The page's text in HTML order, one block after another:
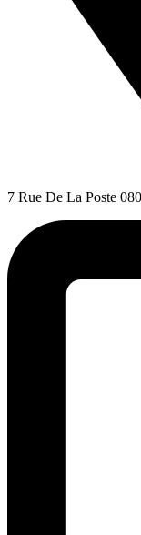
7 Rue De La Poste